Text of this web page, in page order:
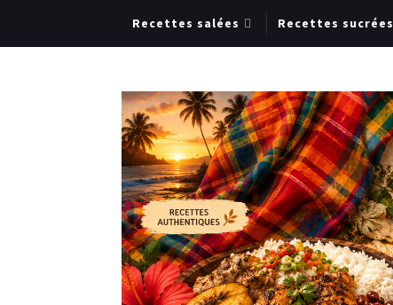
Recettes salées Recettes sucrées